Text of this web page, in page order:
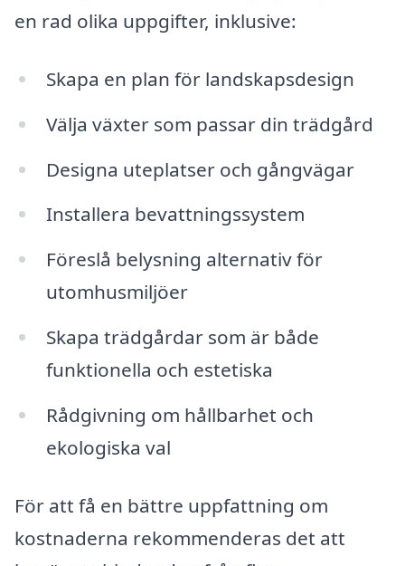
en rad olika uppgifter, inklusive:
Skapa en plan för landskapsdesign
Välja växter som passar din trädgård
Designa uteplatser och gångvägar
Installera bevattningssystem
Föreslå belysning alternativ för
utomhusmiljöer
Skapa trädgårdar som är både
funktionella och estetiska
Rådgivning om hållbarhet och
ekologiska val
För att få en bättre uppfattning om
kostnaderna rekommenderas det att